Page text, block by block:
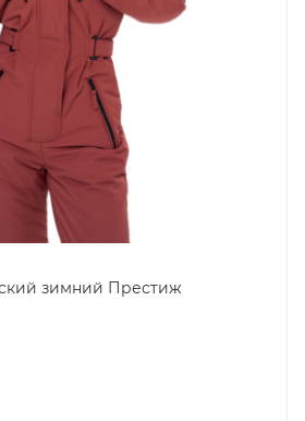
зимний Престиж